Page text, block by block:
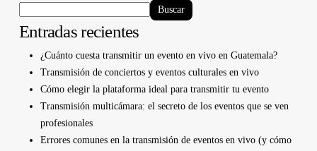
Buscar
Entradas recientes
¿Cuánto cuesta transmitir un evento en vivo en Guatemala?
Transmisión de conciertos y eventos culturales en vivo
Cómo elegir la plataforma ideal para transmitir tu evento
Transmisión multicámara: el secreto de los eventos que se ven
profesionales
Errores comunes en la transmisión de eventos en vivo (y cómo